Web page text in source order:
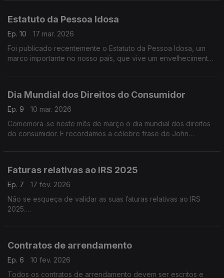
Estatuto da Pessoa Idosa
Ep. 10
17 mar. 2026
Foi publicado recentemente o Estatuto da Pessoa Idosa, um
marco importante no nosso país, que vive um envelhecimento
Dia Mundial dos Direitos do Consumidor
Ep. 9
10 mar. 2026
Comemora-se neste mês de março o dia mundial dos direitos
do consumidor. E recordamos a célebre frase de John
do Consumidor como Diretrizes das Nações Unidas dando
assim, legitimidade e reconhecimento internacional para essa
Faturas relativas ao IRS 2025
Ep. 7
17 fev. 2026
Não se esqueça de validar as suas faturas relativas ao IRS
2025.
Contratos de arrendamento
Ep. 6
10 fev. 2026
Todos os contratos de arrendamento devem ser escritos e